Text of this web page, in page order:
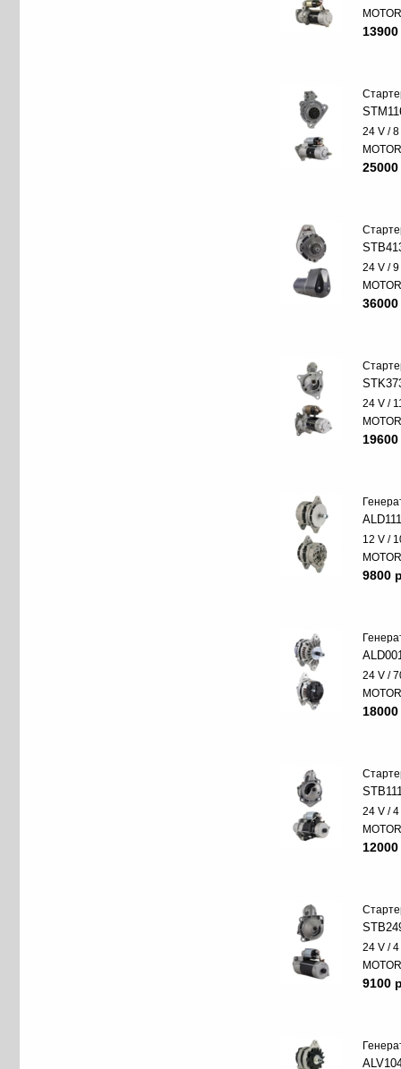
24 V /
24 V /
24 V /
12 V /
9800
24 V /
24 V /
24 V /
9100